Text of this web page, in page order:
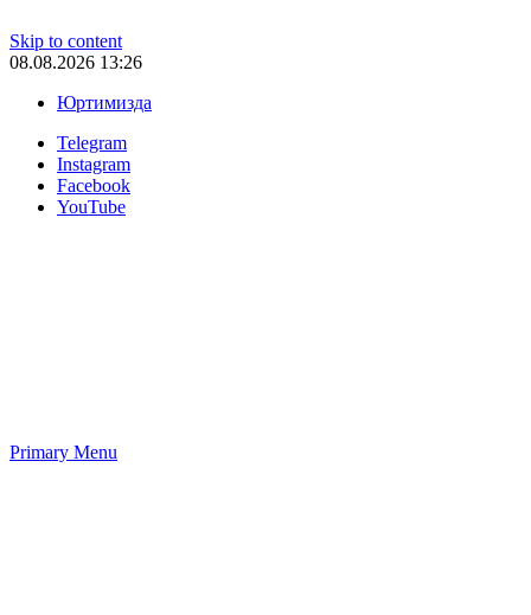
Skip to content
08.08.2026 13:26
Юртимизда
Telegram
Instagram
Facebook
YouTube
Primary Menu